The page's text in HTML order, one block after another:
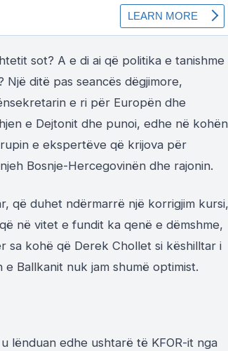
sot? A e di ai që politika e tanishme
ditë pas seancës dëgjimore,
e ri për Europën dhe
e Dejtonit dhe punoi, edhe në kohën
e ekspertëve që krijova për
Bosnje-Hercegovinën dhe rajonin.
që duhet ndërmarrë një korrigjim kursi,
në vitet e fundit ka qenë e dëmshme,
kohë që Derek Chollet si këshilltar i
Ballkanit nuk jam shumë optimist.
lënduan edhe ushtarë të KFOR-it nga